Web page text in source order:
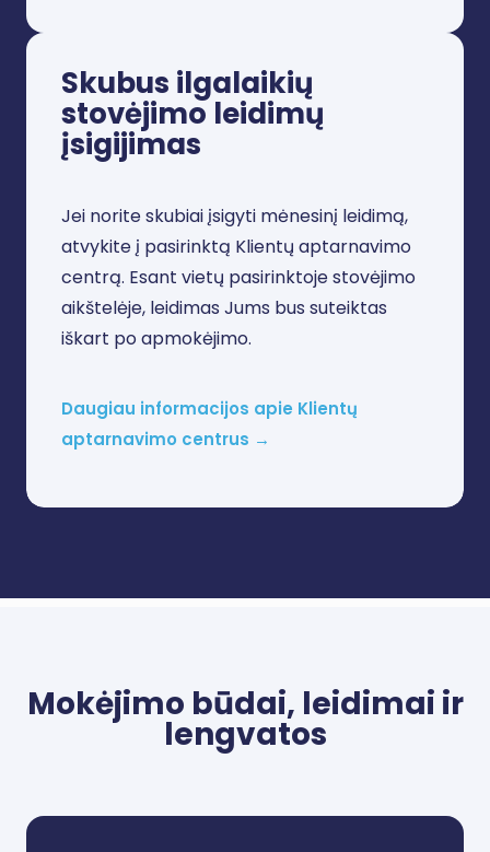
Skubus ilgalaikių
stovėjimo leidimų
įsigijimas
Jei norite skubiai įsigyti mėnesinį leidimą,
atvykite į pasirinktą Klientų aptarnavimo
centrą. Esant vietų pasirinktoje stovėjimo
aikštelėje, leidimas Jums bus suteiktas
iškart po apmokėjimo.
Daugiau informacijos apie Klientų
aptarnavimo centrus →
Mokėjimo būdai, leidimai ir
lengvatos